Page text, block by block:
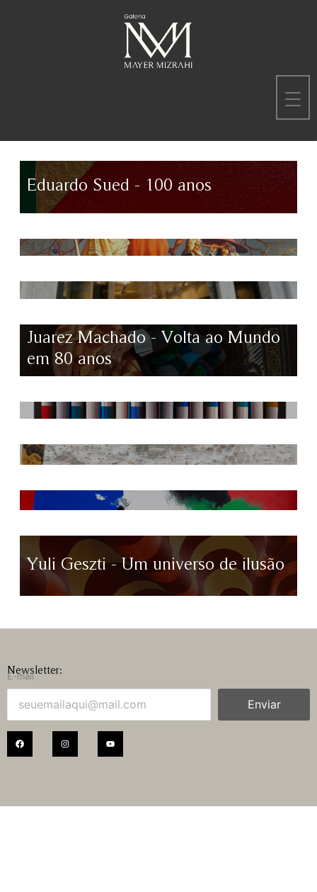
Eduardo Sued - 100 anos
Juarez Machado - Volta ao Mundo
em 80 anos
Yuli Geszti - Um universo de ilusão
Newsletter:
E-mail
Enviar